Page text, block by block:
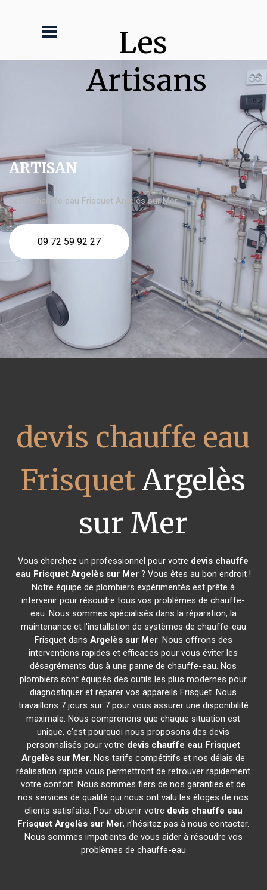
Les
Artisans
ARTISAN
devis chauffe eau Frisquet Argelès sur Mer
09 72 59 92 27
devis chauffe eau
FrisquetArgelès
sur Mer
Vous cherchez un professionnel pour votre devis chauffe
eau Frisquet Argelès sur Mer ? Vous êtes au bon endroit !
Notre équipe de plombiers expérimentés est prête à
intervenir pour résoudre tous vos problèmes de chauffe-
eau. Nous sommes spécialisés dans la réparation, la
maintenance et l'installation de systèmes de chauffe-eau
Frisquet dans Argelès sur Mer. Nous offrons des
interventions rapides et efficaces pour vous éviter les
désagréments dus à une panne de chauffe-eau. Nos
plombiers sont équipés des outils les plus modernes pour
diagnostiquer et réparer vos appareils Frisquet. Nous
travaillons 7 jours sur 7 pour vous assurer une disponibilité
maximale. Nous comprenons que chaque situation est
unique, c'est pourquoi nous proposons des devis
personnalisés pour votre devis chauffe eau Frisquet
Argelès sur Mer. Nos tarifs compétitifs et nos délais de
réalisation rapide vous permettront de retrouver rapidement
votre confort. Nous sommes fiers de nos garanties et de
nos services de qualité qui nous ont valu les éloges de nos
clients satisfaits. Pour obtenir votre devis chauffe eau
Frisquet Argelès sur Mer, n'hésitez pas à nous contacter.
Nous sommes impatients de vous aider à résoudre vos
problèmes de chauffe-eau